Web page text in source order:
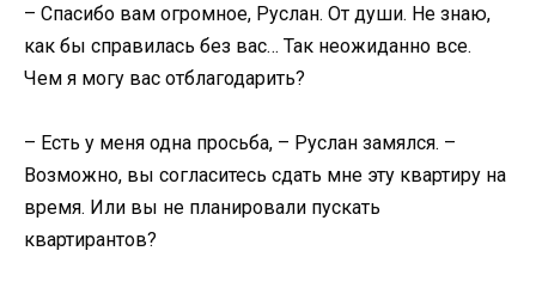
– Спасибо вам огромное, Руслан. От души. Не знаю,
как бы справилась без вас… Так неожиданно все.
Чем я могу вас отблагодарить?
– Есть у меня одна просьба, – Руслан замялся. –
Возможно, вы согласитесь сдать мне эту квартиру на
время. Или вы не планировали пускать
квартирантов?